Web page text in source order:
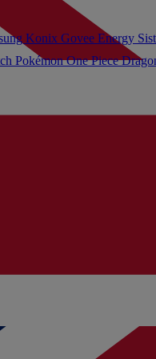
PokémonOne Piece
Konix Govee Energy